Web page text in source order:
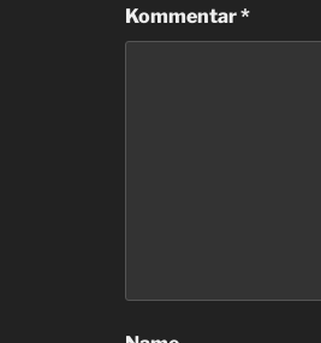
Kommentar*